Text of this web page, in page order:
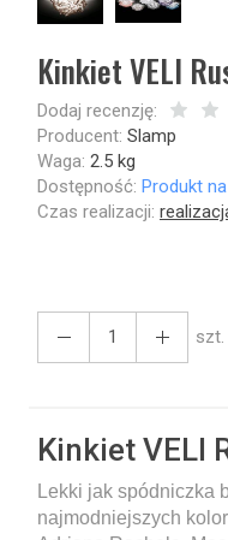
Kinkiet VELI
Dodaj recenzję:
Producent: Slamp
Waga: 2.5 kg
Dostępność: Produkt
Czas realizacji:
szt.
Kinkiet VELI
Lekki jak spódniczka
najmodniejszych